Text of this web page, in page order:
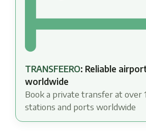
TRANSFEERO: Reliable
worldwide
Book a private transfer at over
stations and ports worldwide